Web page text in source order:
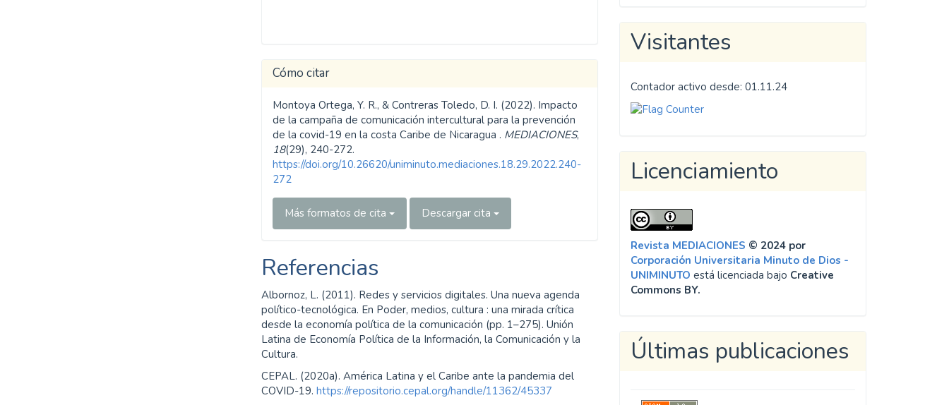
Cómo citar
Montoya Ortega, Y. R., & Contreras Toledo, D. I. (2022). Impacto
de la campaña de comunicación intercultural para la prevención
de la covid-19 en la costa Caribe de Nicaragua . MEDIACIONES,
18(29), 240-272.
https://doi.org/10.26620/uniminuto.mediaciones.18.29.2022.240-
272
Más formatos de cita Descargar cita
Referencias
Albornoz, L. (2011). Redes y servicios digitales. Una nueva agenda
político-tecnológica. En Poder, medios, cultura : una mirada crítica
desde la economía política de la comunicación (pp. 1–275). Unión
Latina de Economía Política de la Información, la Comunicación y la
Cultura.
CEPAL. (2020a). América Latina y el Caribe ante la pandemia del
COVID-19.https://repositorio.cepal.org/handle/11362/45337
Visitantes
Contador activo desde: 01.11.24
Licenciamiento
Revista MEDIACIONES © 2024 por
Corporación Universitaria Minuto de Dios -
UNIMINUTO está licenciada bajo Creative
Commons BY.
Últimas publicaciones